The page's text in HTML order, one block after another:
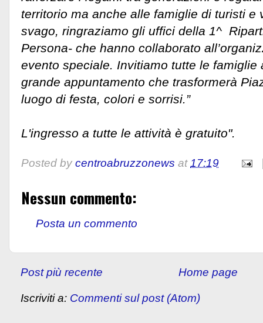
territorio ma anche alle famiglie di turisti e
svago, ringraziamo gli uffici della 1^
Persona- che hanno collaborato
evento speciale. Invitiamo tutte le famiglie
grande appuntamento che trasformerà
luogo di festa, colori e sorrisi.”
L'ingresso a tutte le attività è gratuito".
Posted by centroabruzzonews at17:19
Nessun commento:
Posta un commento
Post più recente Home page
Iscriviti a: Commenti sul post (Atom)